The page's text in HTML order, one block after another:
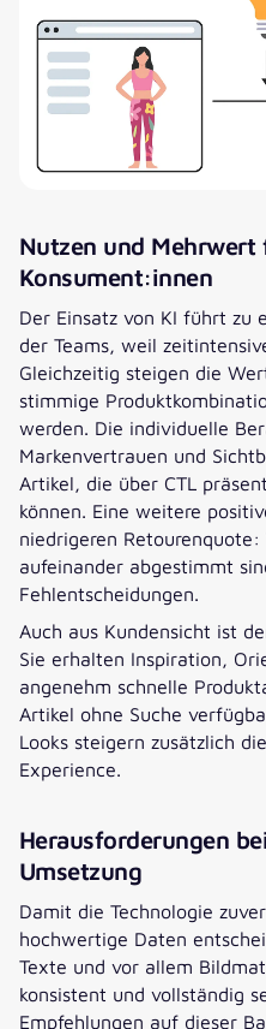
Nutzen und
Konsument:innen
Der Einsatz von KI führt zu
der Teams, weil
Gleichzeitig steigen die
stimmige
werden. Die individuelle
Markenvertrauen und
Artikel, die über CTL
können. Eine weitere
niedrigeren
aufeinander abgestimmt
Fehlentscheidungen.
Auch aus Kundensicht ist
Sie erhalten Inspiration,
angenehm schnelle
Artikel ohne Suche
Looks steigern zusätzlich
Experience.
Herausforderungen
Umsetzung
Damit die Technologie
hochwertige Daten
Texte und vor allem
konsistent und vollständig
Empfehlungen auf dieser